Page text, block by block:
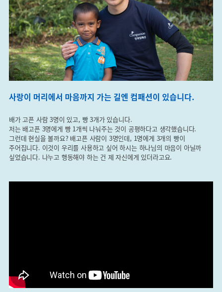
사랑이 머리에서 마음까지 가는 길엔 컴패션이 있습니다.
배가 고픈 사람 3명이 있고, 빵 3개가 있습니다.
저는 배고픈 3명에게 빵 1개씩 나눠주는 것이 공평하다고 생각했습니다.
그런데 현실을 볼까요? 배고픈 사람이 3명인데, 1명에게 3개의 빵이
주어집니다. 이것이 우리를 사용하고 싶어 하시는 하나님의 마음이 아닐까
싶었습니다. 나누고 행동해야 하는 건 제 자신에게 있더라고요.